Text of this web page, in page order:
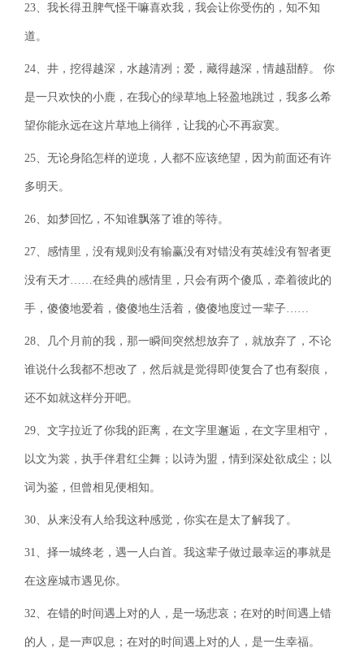
23、我长得丑脾气怪干嘛喜欢我，我会让你受伤的，知不知
道。
24、井，挖得越深，水越清冽；爱，藏得越深，情越甜醇。 你
是一只欢快的小鹿，在我心的绿草地上轻盈地跳过，我多么希
望你能永远在这片草地上徜徉，让我的心不再寂寞。
25、无论身陷怎样的逆境，人都不应该绝望，因为前面还有许
多明天。
26、如梦回忆，不知谁飘落了谁的等待。
27、感情里，没有规则没有输赢没有对错没有英雄没有智者更
没有天才……在经典的感情里，只会有两个傻瓜，牵着彼此的
手，傻傻地爱着，傻傻地生活着，傻傻地度过一辈子……
28、几个月前的我，那一瞬间突然想放弃了，就放弃了，不论
谁说什么我都不想改了，然后就是觉得即使复合了也有裂痕，
还不如就这样分开吧。
29、文字拉近了你我的距离，在文字里邂逅，在文字里相守，
以文为裳，执手伴君红尘舞；以诗为盟，情到深处欲成尘；以
词为鉴，但曾相见便相知。
30、从来没有人给我这种感觉，你实在是太了解我了。
31、择一城终老，遇一人白首。我这辈子做过最幸运的事就是
在这座城市遇见你。
32、在错的时间遇上对的人，是一场悲哀；在对的时间遇上错
的人，是一声叹息；在对的时间遇上对的人，是一生幸福。